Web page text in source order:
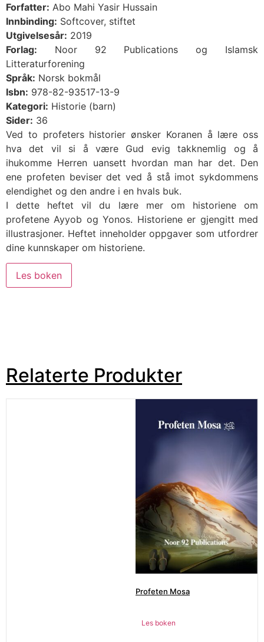
Forfatter: Abo Mahi Yasir Hussain
Innbinding: Softcover, stiftet
Utgivelsesår: 2019
Forlag: Noor 92 Publications og Islamsk
Litteraturforening
Språk: Norsk bokmål
Isbn: 978-82-93517-13-9
Kategori: Historie (barn)
Sider: 36
Ved to profeters historier ønsker Koranen å lære oss
hva det vil si å være Gud evig takknemlig og å
ihukomme Herren uansett hvordan man har det. Den
ene profeten beviser det ved å stå imot sykdommens
elendighet og den andre i en hvals buk.
I dette heftet vil du lære mer om historiene om
profetene Ayyob og Yonos. Historiene er gjengitt med
illustrasjoner. Heftet inneholder oppgaver som utfordrer
dine kunnskaper om historiene.
Les boken
Relaterte Produkter
Profeten Mosa
Les boken